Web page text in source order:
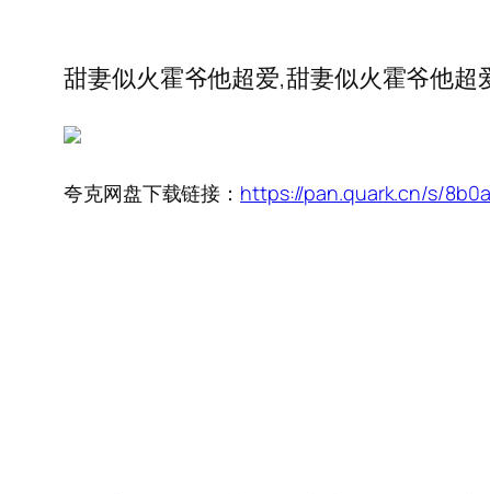
甜妻似火霍爷他超爱,甜妻似火霍爷他超
夸克网盘下载链接： https://pan.quark.cn/s/